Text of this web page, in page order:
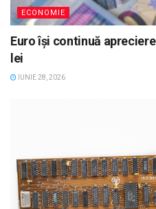
ECONOMIE
Euro își continuă
lei
IUNIE 28, 2026